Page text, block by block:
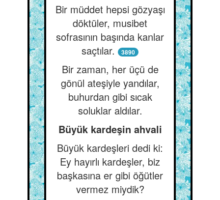
Bir müddet hepsi gözyaşı
döktüler, musibet
sofrasının başında kanlar
saçtılar.
3890
Bir zaman, her üçü de
gönül ateşiyle yandılar,
buhurdan gibi sıcak
soluklar aldılar.
Büyük kardeşin ahvali
Büyük kardeşleri dedi ki:
Ey hayırlı kardeşler, biz
başkasına er gibi öğütler
vermez miydik?